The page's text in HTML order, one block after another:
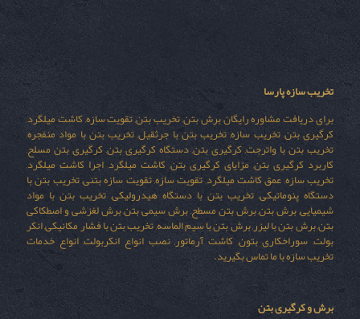
تخریب سازه پارسا
برای دریافت مشاوره رایگان برش بتن, تخریب بتن, تقویت سازه, کاشت میلگرد,
کرگیری بتن, تخریب سازه, تخریب بتن با جرثقیل, تخریب بتن با مواد منفجره,
تخریب بتن با واترجت, کرگیری بتن, دستگاه کرگیری بتن, کرگیری بتن مسلح,
کاربرد کرگیری بتن, مزایای کرگیری بتن, کاشت میلگرد, اجرا کاشت میلگرد,
تخریب سازه, عمق کاشت میلگرد, تقویت سازه, تقویت سازه بتنی, تخریب بتن با
دستگاه پنوماتیکی, تخریب بتن با دستگاه هیدرولیکی, تخریب بتن با مواد
شیمیایی, برش بتن, برش بتن مسطح, برش سیمی بتن, برش لغزشی و اصطکاکی
بتن, برش بتن با لیزر, برش بتن با سیم الماسه, تخریب بتن با فشار مکانیکی, انکر
بولت, سوراخکاری بتون, کاشت آرماتور, نصب انواع انکربولت, انواع خدمات
تخریب سازه با ما تماس بگیرید.
برش و کرگیری بتن